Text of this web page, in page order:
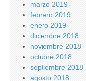
marzo 2019
febrero 2019
enero 2019
diciembre 2018
noviembre 2018
octubre 2018
septiembre 2018
agosto 2018